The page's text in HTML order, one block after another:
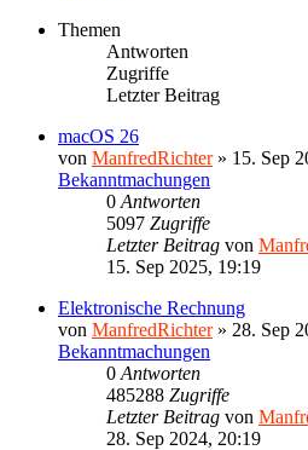
Themen
Antworten
Zugriffe
Letzter Beitrag
macOS 26
von ManfredRichter» 15. Sep
Bekanntmachungen
0 Antworten
5097 Zugriffe
Letzter Beitrag von
15. Sep 2025, 19:19
Elektronische Rechnung
von ManfredRichter» 28. Sep
Bekanntmachungen
0 Antworten
485288 Zugriffe
Letzter Beitrag von
28. Sep 2024, 20:19